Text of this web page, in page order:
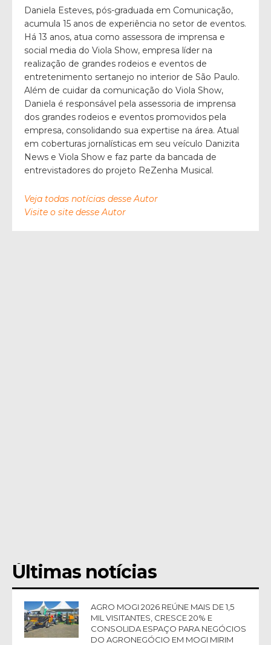
Daniela Esteves, pós-graduada em Comunicação,
acumula 15 anos de experiência no setor de eventos.
Há 13 anos, atua como assessora de imprensa e
social media do Viola Show, empresa líder na
realização de grandes rodeios e eventos de
entretenimento sertanejo no interior de São Paulo.
Além de cuidar da comunicação do Viola Show,
Daniela é responsável pela assessoria de imprensa
dos grandes rodeios e eventos promovidos pela
empresa, consolidando sua expertise na área. Atual
em coberturas jornalísticas em seu veículo Danizita
News e Viola Show e faz parte da bancada de
entrevistadores do projeto ReZenha Musical.
Veja todas notícias desse Autor
Visite o site desse Autor
Últimas notícias
AGRO MOGI 2026 REÚNE MAIS DE 1,5
MIL VISITANTES, CRESCE 20% E
CONSOLIDA ESPAÇO PARA NEGÓCIOS
DO AGRONEGÓCIO EM MOGI MIRIM